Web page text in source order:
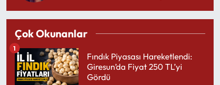
Çok Okunanlar
Fındık Piyasası Hareketlendi:
Giresun’da Fiyat 250 TL’yi
Gördü
1